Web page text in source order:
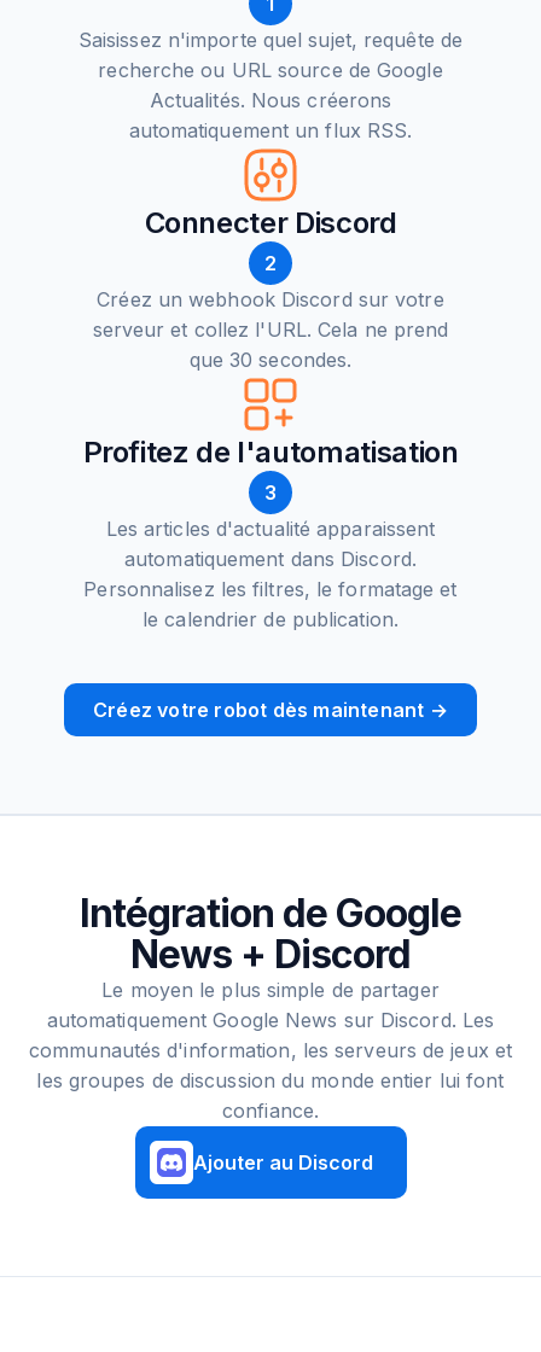
Saisissez n'importe quel sujet, requête de
recherche ou URL source de Google
Actualités. Nous créerons
automatiquement un flux RSS.
Connecter Discord
2
Créez un webhook Discord sur votre
serveur et collez l'URL. Cela ne prend
que 30 secondes.
Profitez de l'automatisation
3
Les articles d'actualité apparaissent
automatiquement dans Discord.
Personnalisez les filtres, le formatage et
le calendrier de publication.
Créez votre robot dès maintenant →
Intégration de Google
News + Discord
Le moyen le plus simple de partager
automatiquement Google News sur Discord. Les
communautés d'information, les serveurs de jeux et
les groupes de discussion du monde entier lui font
confiance.
Ajouter au Discord